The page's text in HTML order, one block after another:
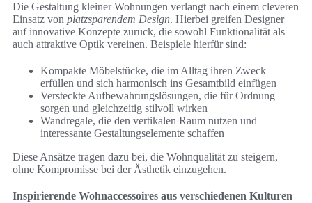
Die Gestaltung kleiner Wohnungen verlangt nach einem cleveren
Einsatz von platzsparendem Design. Hierbei greifen Designer
auf innovative Konzepte zurück, die sowohl Funktionalität als
auch attraktive Optik vereinen. Beispiele hierfür sind:
Kompakte Möbelstücke, die im Alltag ihren Zweck
erfüllen und sich harmonisch ins Gesamtbild einfügen
Versteckte Aufbewahrungslösungen, die für Ordnung
sorgen und gleichzeitig stilvoll wirken
Wandregale, die den vertikalen Raum nutzen und
interessante Gestaltungselemente schaffen
Diese Ansätze tragen dazu bei, die Wohnqualität zu steigern,
ohne Kompromisse bei der Ästhetik einzugehen.
Inspirierende Wohnaccessoires aus verschiedenen Kulturen